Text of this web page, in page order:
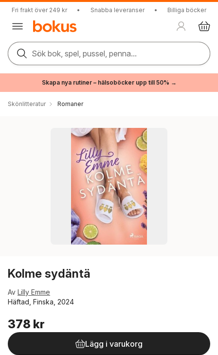
Fri frakt över 249 kr • Snabba leveranser • Billiga böcker
Sök bok, spel, pussel, penna...
Skapa nya rutiner – hälsoböcker upp till 50% →
Skönlitteratur Romaner
Kolme sydäntä
Av Lilly Emme
Häftad, Finska, 2024
378 kr
Lägg i varukorg